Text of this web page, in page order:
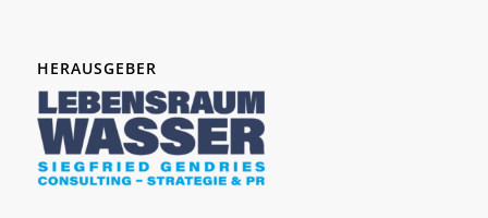
HERAUSGEBER